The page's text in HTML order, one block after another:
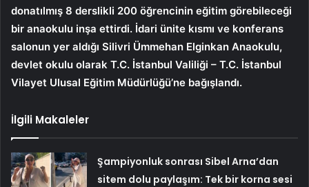
donatılmış 8 derslikli 200 öğrencinin eğitim görebileceği
bir anaokulu inşa ettirdi. İdari ünite kısmı ve konferans
salonun yer aldığı Silivri Ümmehan Elginkan Anaokulu,
devlet okulu olarak T.C. İstanbul Valiliği – T.C. İstanbul
Vilayet Ulusal Eğitim Müdürlüğü’ne bağışlandı.
İlgili Makaleler
Şampiyonluk sonrası Sibel Arna’dan
sitem dolu paylaşım: Tek bir korna sesi